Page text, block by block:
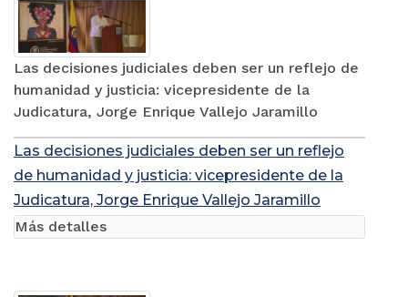
Las decisiones judiciales deben ser un reflejo de
humanidad y justicia: vicepresidente de la
Judicatura, Jorge Enrique Vallejo Jaramillo
Las decisiones judiciales deben ser un reflejo
de humanidad y justicia: vicepresidente de la
Judicatura, Jorge Enrique Vallejo Jaramillo
Más detalles